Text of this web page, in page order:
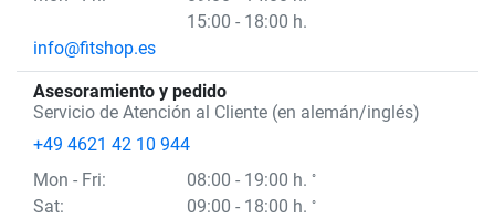
15:00 - 18:00 h.
info@fitshop.es
Asesoramiento y pedido
Servicio de Atención al Cliente (en alemán/inglés)
+49 4621 42 10 944
Mon - Fri: 08:00 - 19:00 h.°
Sat: 09:00 - 18:00 h.°